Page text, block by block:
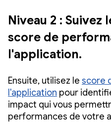
Niveau 2 : Suivez
score de
l'application.
Ensuite, utilisez le score
l'application pour
impact qui vous
performances de votre